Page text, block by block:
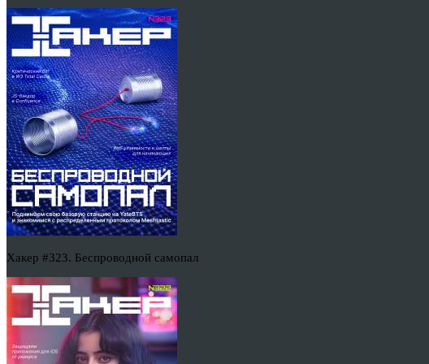
Хакер #323. Беспроводной самопал